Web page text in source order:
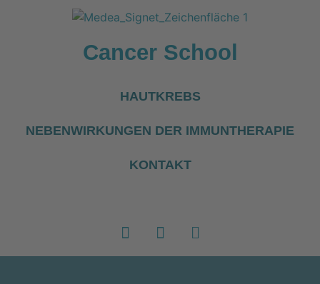
Cancer School
HAUTKREBS
NEBENWIRKUNGEN DER IMMUNTHERAPIE
KONTAKT